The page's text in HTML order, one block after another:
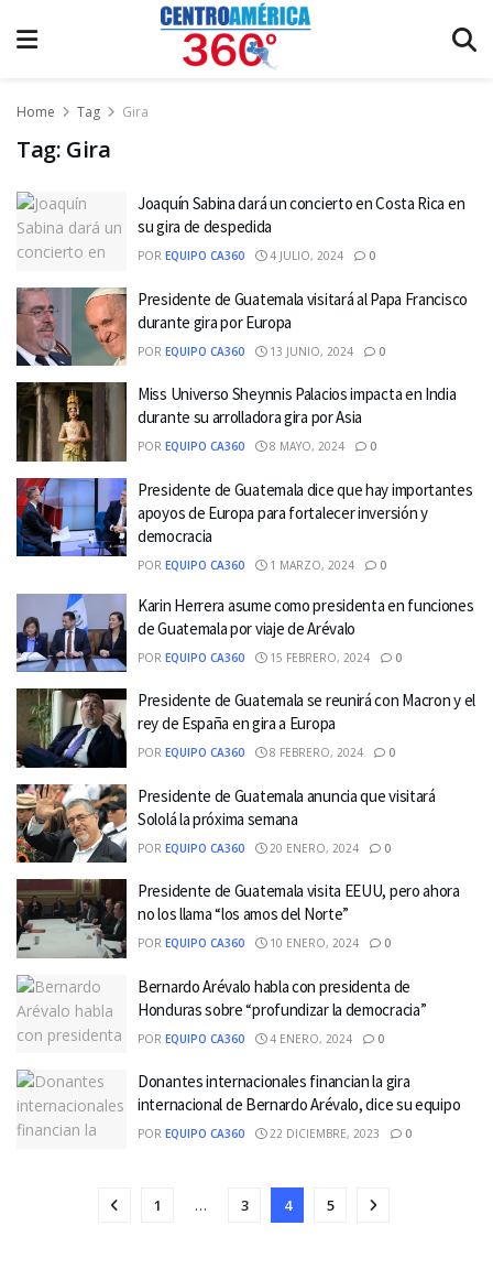
Home Tag Gira
Tag: Gira
Joaquín Sabina dará un concierto en Costa Rica en
su gira de despedida
POR EQUIPO CA360 4 JULIO, 2024 0
Presidente de Guatemala visitará al Papa Francisco
durante gira por Europa
POR EQUIPO CA360 13 JUNIO, 2024 0
Miss Universo Sheynnis Palacios impacta en India
durante su arrolladora gira por Asia
POR EQUIPO CA360 8 MAYO, 2024 0
Presidente de Guatemala dice que hay importantes
apoyos de Europa para fortalecer inversión y
democracia
POR EQUIPO CA360 1 MARZO, 2024 0
Karin Herrera asume como presidenta en funciones
de Guatemala por viaje de Arévalo
POR EQUIPO CA360 15 FEBRERO, 2024 0
Presidente de Guatemala se reunirá con Macron y el
rey de España en gira a Europa
POR EQUIPO CA360 8 FEBRERO, 2024 0
Presidente de Guatemala anuncia que visitará
Sololá la próxima semana
POR EQUIPO CA360 20 ENERO, 2024 0
Presidente de Guatemala visita EEUU, pero ahora
no los llama “los amos del Norte”
POR EQUIPO CA360 10 ENERO, 2024 0
Bernardo Arévalo habla con presidenta de
Honduras sobre “profundizar la democracia”
POR EQUIPO CA360 4 ENERO, 2024 0
Donantes internacionales financian la gira
internacional de Bernardo Arévalo, dice su equipo
POR EQUIPO CA360 22 DICIEMBRE, 2023 0
1 … 3 4 5